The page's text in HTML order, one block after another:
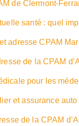
de Clermont-
santé : quel
adresse CPAM
de la CPAM
pour les
et assurance
de la CPAM